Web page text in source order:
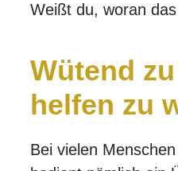
Weißt du, woran
Wütend
helfen zu
Bei vielen